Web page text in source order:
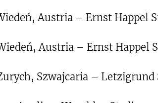
Austria – Ernst Happel
Austria – Ernst Happel
Szwajcaria – Letzigrund